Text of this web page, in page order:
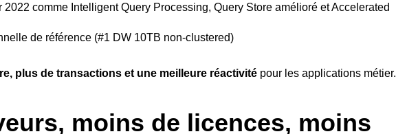
2022 comme Intelligent Query Processing, Query Store amélioré et Accelerated
de référence (#1 DW 10TB non-clustered)
plus de transactions et une meilleure réactivité pour les applications métier.
moins de licences, moins